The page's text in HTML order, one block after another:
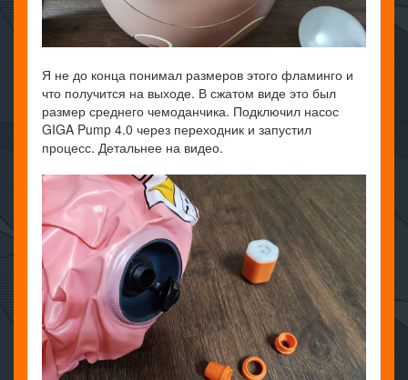
Я не до конца понимал размеров этого фламинго и
что получится на выходе. В сжатом виде это был
размер среднего чемоданчика. Подключил насос
GIGA Pump 4.0 через переходник и запустил
процесс. Детальнее на видео.